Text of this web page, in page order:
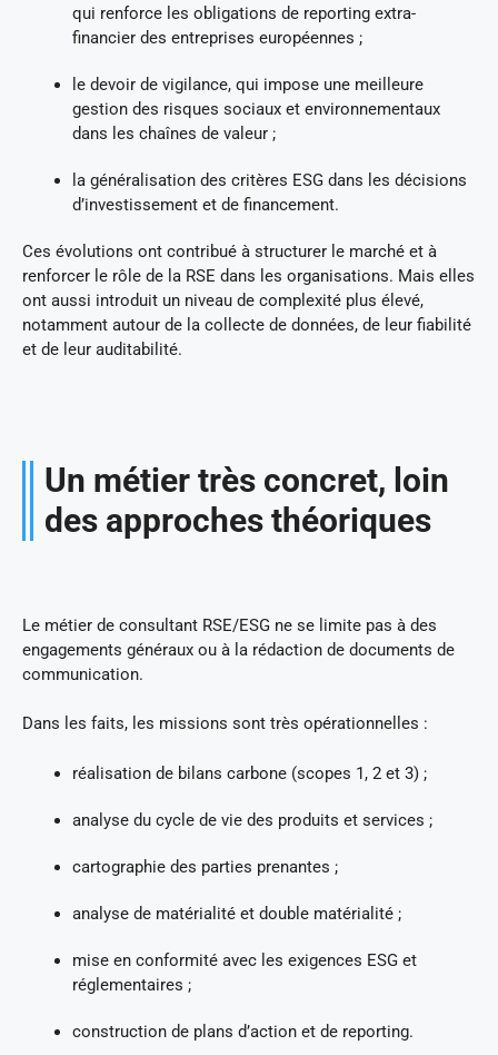
qui renforce les obligations de reporting extra-
financier des entreprises européennes ;
le devoir de vigilance, qui impose une meilleure
gestion des risques sociaux et environnementaux
dans les chaînes de valeur ;
la généralisation des critères ESG dans les décisions
d’investissement et de financement.
Ces évolutions ont contribué à structurer le marché et à
renforcer le rôle de la RSE dans les organisations. Mais elles
ont aussi introduit un niveau de complexité plus élevé,
notamment autour de la collecte de données, de leur fiabilité
et de leur auditabilité.
Un métier très concret, loin
des approches théoriques
Le métier de consultant RSE/ESG ne se limite pas à des
engagements généraux ou à la rédaction de documents de
communication.
Dans les faits, les missions sont très opérationnelles :
réalisation de bilans carbone (scopes 1, 2 et 3) ;
analyse du cycle de vie des produits et services ;
cartographie des parties prenantes ;
analyse de matérialité et double matérialité ;
mise en conformité avec les exigences ESG et
réglementaires ;
construction de plans d’action et de reporting.